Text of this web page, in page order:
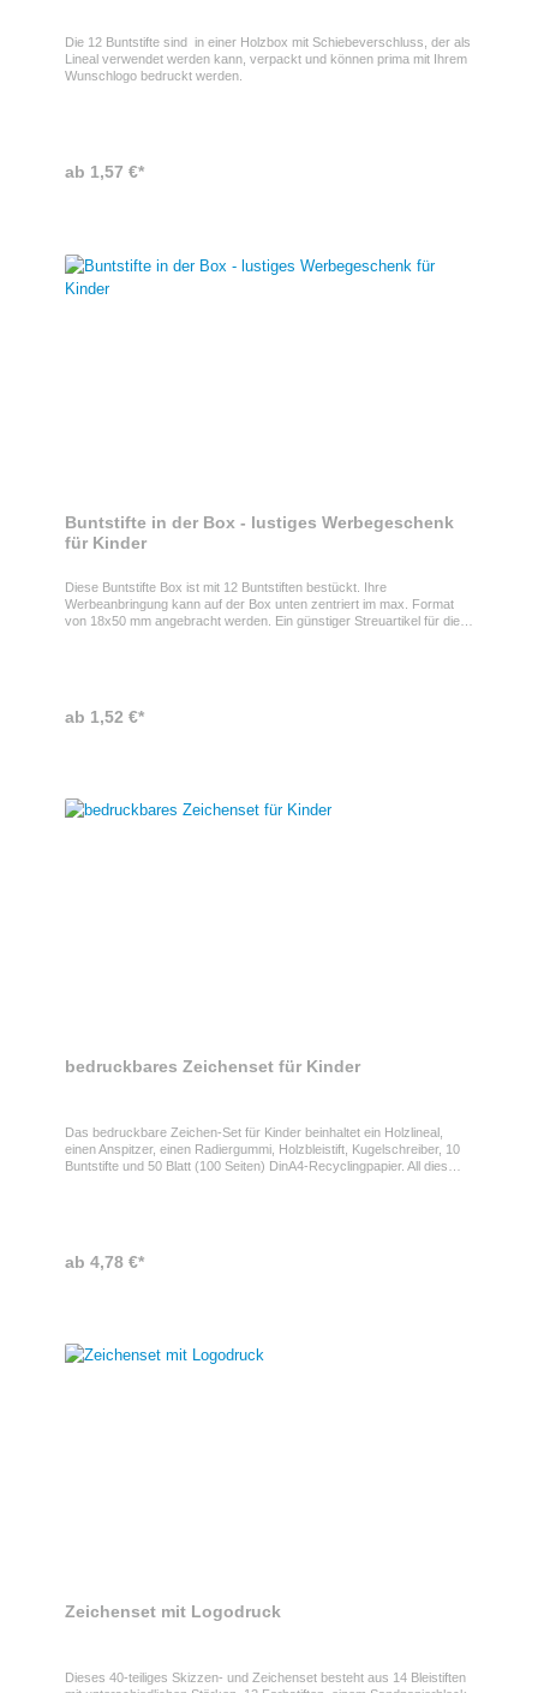
Die 12 Buntstifte sind in einer Holzbox mit Schiebeverschluss, der als
Lineal verwendet werden kann, verpackt und können prima mit Ihrem
Wunschlogo bedruckt werden.
ab 1,57 €*
Buntstifte in der Box - lustiges Werbegeschenk
für Kinder
Diese Buntstifte Box ist mit 12 Buntstiften bestückt. Ihre
Werbeanbringung kann auf der Box unten zentriert im max. Format
von 18x50 mm angebracht werden. Ein günstiger Streuartikel für die
ab 1,52 €*
bedruckbares Zeichenset für Kinder
Das bedruckbare Zeichen-Set für Kinder beinhaltet ein Holzlineal,
einen Anspitzer, einen Radiergummi, Holzbleistift, Kugelschreiber, 10
Buntstifte und 50 Blatt (100 Seiten) DinA4-Recyclingpapier. All dies
ab 4,78 €*
Zeichenset mit Logodruck
Dieses 40-teiliges Skizzen- und Zeichenset besteht aus 14 Bleistiften